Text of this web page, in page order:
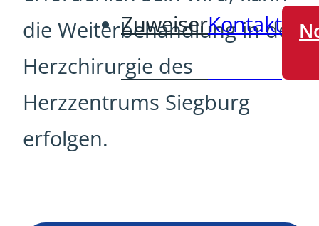
ZuweiserKontakt
die Weiterbehandlung in der
Herzchirurgie des
Herzzentrums Siegburg
erfolgen.